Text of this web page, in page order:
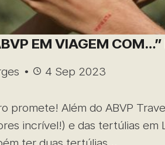
EM VIAGEM COM…”
4 Sep 2023
promete! Além do ABVP
incrível!) e das tertúlias em